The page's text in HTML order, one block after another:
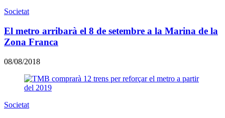
Societat
El metro arribarà el 8 de setembre a la Marina de la
Zona Franca
08/08/2018
Societat